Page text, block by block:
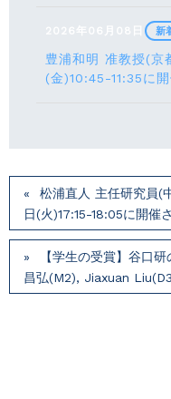
2026年06月08日
豊浦和明 准教授(京
(⾦)10:45-11:35に
新
松浦直人 主任研究員(
⽇(火)17:15-18:05に開催
【学生の受賞】谷口
昌弘(M2), Jiaxuan